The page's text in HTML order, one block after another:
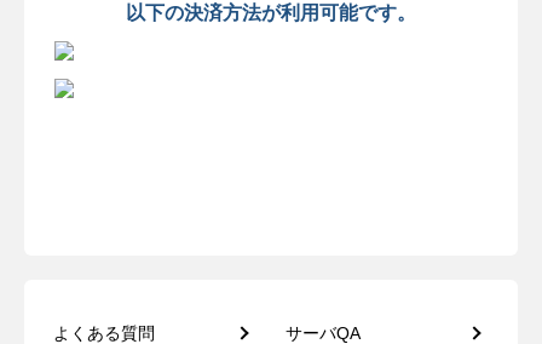
以下の決済方法が利用可能です。
よくある質問 サーバQA